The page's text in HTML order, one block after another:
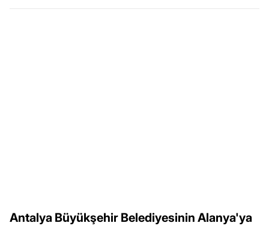
Antalya Büyükşehir Belediyesinin Alanya'ya